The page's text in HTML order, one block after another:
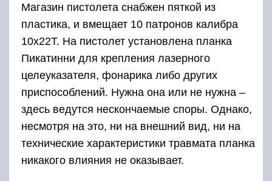
Магазин пистолета снабжен пяткой из
пластика, и вмещает 10 патронов калибра
10х22Т. На пистолет установлена планка
Пикатинни для крепления лазерного
целеуказателя, фонарика либо других
приспособлений. Нужна она или не нужна –
здесь ведутся нескончаемые споры. Однако,
несмотря на это, ни на внешний вид, ни на
технические характеристики травмата планка
никакого влияния не оказывает.